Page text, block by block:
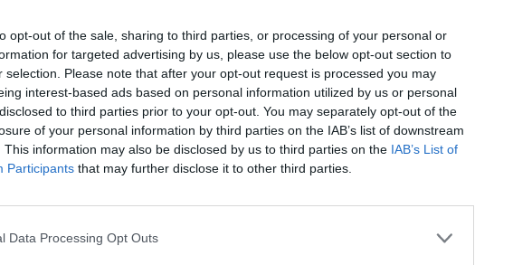
opt-out of the sale, sharing to third parties, or processing of your personal or
for targeted advertising by us, please use the below opt-out section to
selection. Please note that after your opt-out request is processed you may
interest-based ads based on personal information utilized by us or personal
to third parties prior to your opt-out. You may separately opt-out of the
of your personal information by third parties on the IAB’s list of downstream
This information may also be disclosed by us to third parties on the IAB’s List of
Participants that may further disclose it to other third parties.
Data Processing Opt Outs
sei colpi
il "far
casa di